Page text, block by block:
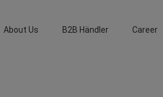
About Us B2B Händler Career